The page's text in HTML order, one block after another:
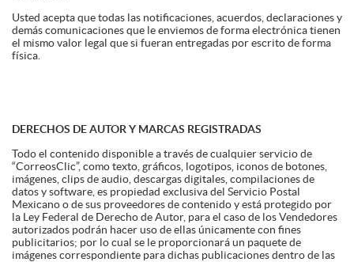
Usted acepta que todas las notificaciones, acuerdos, declaraciones y
demás comunicaciones que le enviemos de forma electrónica tienen
el mismo valor legal que si fueran entregadas por escrito de forma
física.
DERECHOS DE AUTOR Y MARCAS REGISTRADAS
Todo el contenido disponible a través de cualquier servicio de
“CorreosClic”, como texto, gráficos, logotipos, iconos de botones,
imágenes, clips de audio, descargas digitales, compilaciones de
datos y software, es propiedad exclusiva del Servicio Postal
Mexicano o de sus proveedores de contenido y está protegido por
la Ley Federal de Derecho de Autor, para el caso de los Vendedores
autorizados podrán hacer uso de ellas únicamente con fines
publicitarios; por lo cual se le proporcionará un paquete de
imágenes correspondiente para dichas publicaciones dentro de las